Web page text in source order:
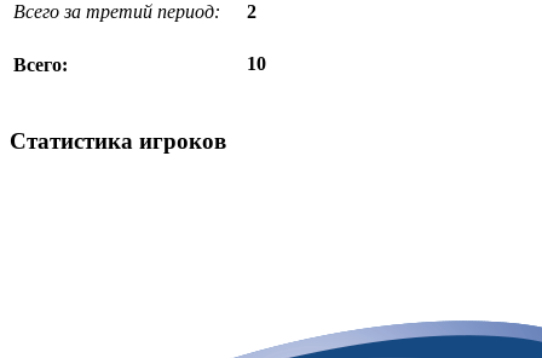
Всего за третий период:
2
Всего: 10
Статистика игроков